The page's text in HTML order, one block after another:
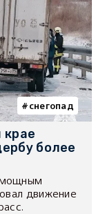
снегопад
крае
более
движение